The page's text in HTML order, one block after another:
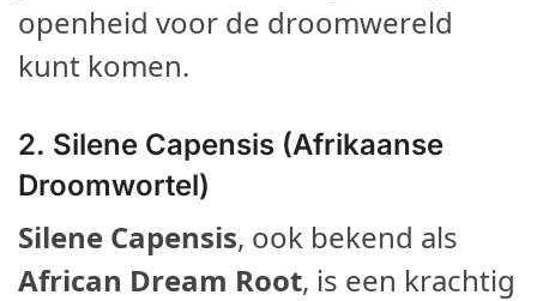
openheid voor de droomwereld
kunt komen.
2. Silene Capensis (Afrikaanse
Droomwortel)
Silene Capensis, ook bekend als
African Dream Root, is een krachtig